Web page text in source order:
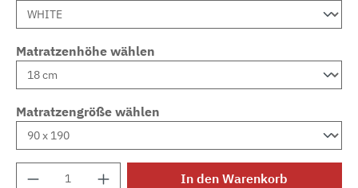
Matratzenhöhe wählen
Matratzengröße wählen
Produkt Anzahl: Gib den gewünschten
In den Warenkorb